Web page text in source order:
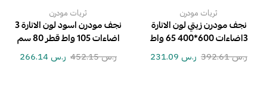
ثريات مودرن
نجف مودرن زيتي لون الانارة
3اضاءات 600*400 65 واط
ر.س392.61 ر.س
ثريات مودرن
نجف مودرن اسود لون الانارة 3
اضاءات 105 واط قطر 80 سم
ر.س452.15 ر.س